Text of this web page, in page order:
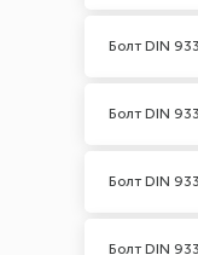
Болт DIN
Болт DIN
Болт DIN
Болт DIN